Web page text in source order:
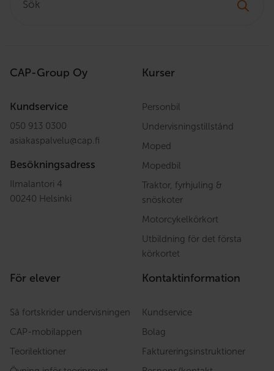
CAP-Group Oy
Kundservice
050 913 0300
asiakaspalvelu@cap.fi
Besökningsadress
Ilmalantori 4
00240 Helsinki
Kurser
Personbil
Undervisningstillstånd
Moped
Mopedbil
Traktor, fyrhjuling &
snöskoter
Motorcykelkörkort
Utbildning för det första
körkortet
För elever
Så fortskrider undervisningen
CAP-mobilappen
Teorilektioner
Kontaktinformation
Kundservice
Bolag
Faktureringsinstruktioner